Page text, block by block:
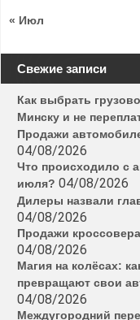
« Июл
Свежие записи
Как выбрать
Минску и не
Продажи
04/08/2026
Что происходило с
июля? 04/08/2026
Дилеры назвали
04/08/2026
Продажи
04/08/2026
Магия на колёсах:
превращают свои
04/08/2026
Междугородний